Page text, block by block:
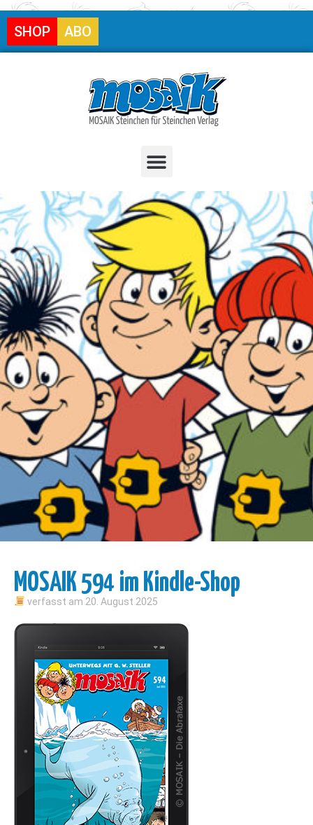
SHOP ABO
MOSAIK 594 im Kindle-Shop
verfasst am 20. August 2025